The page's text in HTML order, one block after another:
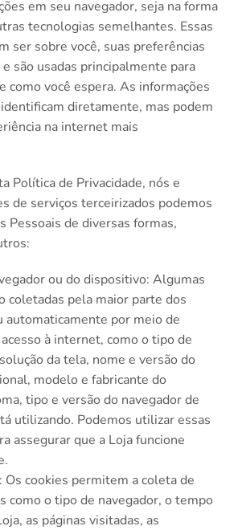
em seu navegador, seja na forma
tecnologias semelhantes. Essas
ser sobre você, suas preferências
são usadas principalmente para
como você espera. As informações
diretamente, mas podem
na internet mais
Política de Privacidade, nós e
de serviços terceirizados podemos
Pessoais de diversas formas,
ou do dispositivo: Algumas
coletadas pela maior parte dos
automaticamente por meio de
à internet, como o tipo de
da tela, nome e versão do
modelo e fabricante do
tipo e versão do navegador de
utilizando. Podemos utilizar essas
assegurar que a Loja funcione
Os cookies permitem a coleta de
como o tipo de navegador, o tempo
as páginas visitadas, as